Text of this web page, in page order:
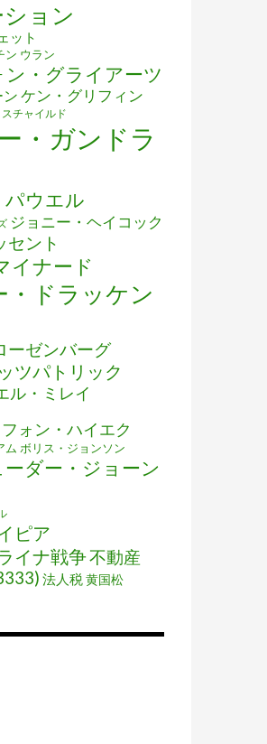
ョン
ット
ン ウラン
・グライアーツ
ン ケン・グリフィン
チャイルド
・ガンドラ
パウエル
ジョニー・ヘイコック
セント
イナード
・ドラッケン
ーゼンバーグ
ツパトリック
ル・ミレイ
ォン・ハイエク
ム ボリス・ジョンソン
ダー・ジョーン
ピア
イナ戦争不動産
法人税黄国松